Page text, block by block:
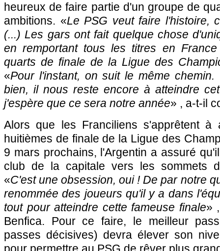
heureux de faire partie d'un groupe de
ambitions. «Le PSG veut faire l'histoire,
(...) Les gars ont fait quelque chose
en remportant tous les titres en
quarts de finale de la Ligue des
«Pour l'instant, on suit le même
bien, il nous reste encore à atteindre
j'espère que ce sera notre année» , a-t-il
Alors que les Franciliens s'apprêtent à
huitièmes de finale de la Ligue des
9 mars prochains, l'Argentin a assuré
club de la capitale vers les sommets
«C'est une obsession, oui ! De par notre
renommée des joueurs qu'il y a dans
tout pour atteindre cette fameuse finale»
Benfica. Pour ce faire, le meilleur
passes décisives) devra élever son